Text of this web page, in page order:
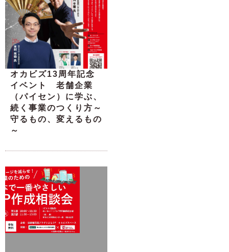
オカビズ13周年記念
イベント 老舗企業
（パイセン）に学ぶ、
続く事業のつくり方～
守るもの、変えるもの
～